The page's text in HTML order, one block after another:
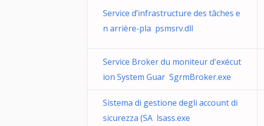
Service d’infrastructure des tâches e
n arrière-pla psmsrv.dll
Service Broker du moniteur d'exécut
ion System Guar SgrmBroker.exe
Sistema di gestione degli account di
sicurezza (SA lsass.exe